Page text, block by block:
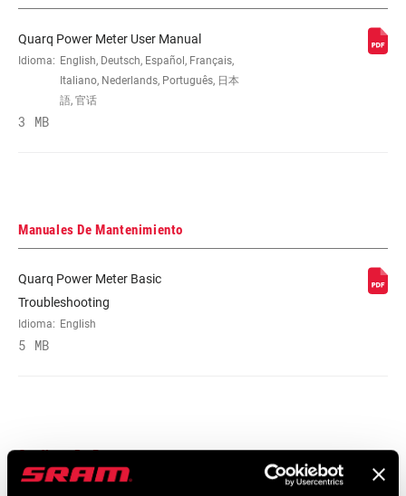
SPEEDS 11, n/a, No
CHAINRING SIZE
CHAINRING
n/a
Quarq Power Meter User Manual
Idioma: English, Deutsch, Español, Français,
Italiano, Nederlands, Português, 日本
語, 官话
3 MB
Manuales De Mantenimiento
Quarq Power Meter Basic
Troubleshooting
Idioma: English
5 MB
Catálogo De Repuestos